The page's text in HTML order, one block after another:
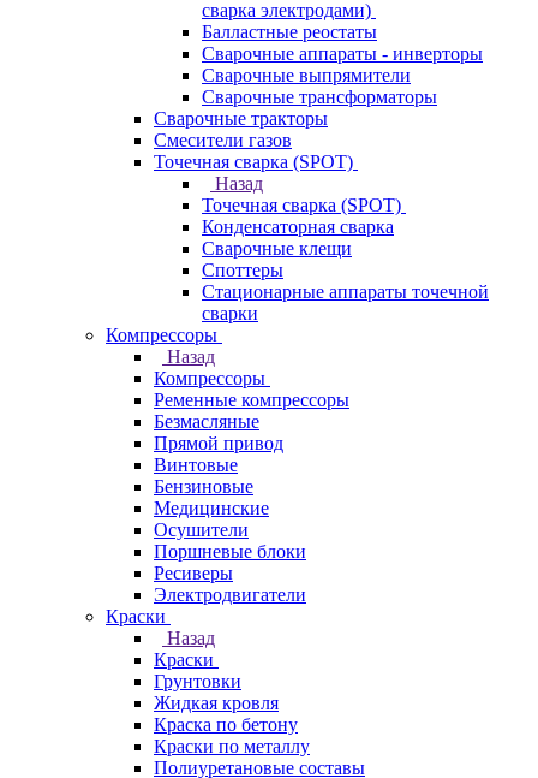
сварка электродами)
Балластные реостаты
Сварочные аппараты - инверторы
Сварочные выпрямители
Сварочные трансформаторы
Сварочные тракторы
Смесители газов
Точечная сварка (SPOT)
Назад
Точечная сварка (SPOT)
Конденсаторная сварка
Сварочные клещи
Споттеры
Стационарные аппараты точечной
сварки
Компрессоры
Назад
Компрессоры
Ременные компрессоры
Безмасляные
Прямой привод
Винтовые
Бензиновые
Медицинские
Осушители
Поршневые блоки
Ресиверы
Электродвигатели
Краски
Назад
Краски
Грунтовки
Жидкая кровля
Краска по бетону
Краски по металлу
Полиуретановые составы